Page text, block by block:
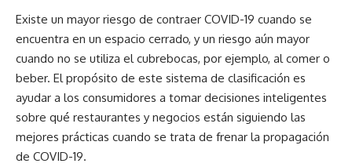
Existe un mayor riesgo de contraer COVID-19 cuando se
encuentra en un espacio cerrado, y un riesgo aún mayor
cuando no se utiliza el cubrebocas, por ejemplo, al comer o
beber. El propósito de este sistema de clasificación es
ayudar a los consumidores a tomar decisiones inteligentes
sobre qué restaurantes y negocios están siguiendo las
mejores prácticas cuando se trata de frenar la propagación
de COVID-19.